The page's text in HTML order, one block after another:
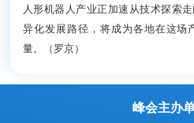
人形机器人产业正加速从技术探索
异化发展路径，将成为各地在这场
量。（罗京）
峰会主办